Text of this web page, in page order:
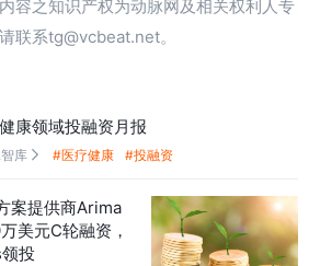
容之知识产权为动脉网及相关权利人专
联系tg@vcbeat.net。
康领域投融资月报
库  #医疗健康 #投融资
案提供商Arima
美元C轮融资，
投